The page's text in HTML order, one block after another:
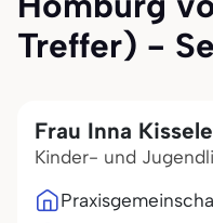
Treffer) -
Frau Inna
Kinder- und